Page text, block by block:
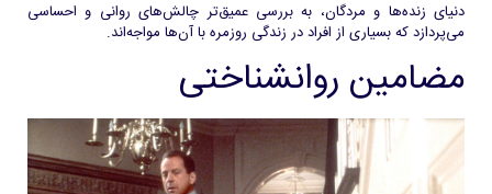
دنیای زنده‌ها و مردگان، به بررسی عمیق‌تر چالش‌های روانی و احساسی
می‌پردازد که بسیاری از افراد در زندگی روزمره با آن‌ها مواجه‌اند.
مضامین روانشناختی